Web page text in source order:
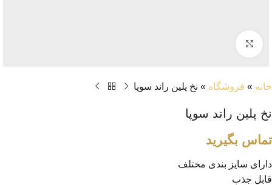
خانه » فروشگاه » نخ پلین راند سوپا
نخ پلین راند سوپا
تماس بگیرید
دارای سایز بندی مختلف
قابل جذب